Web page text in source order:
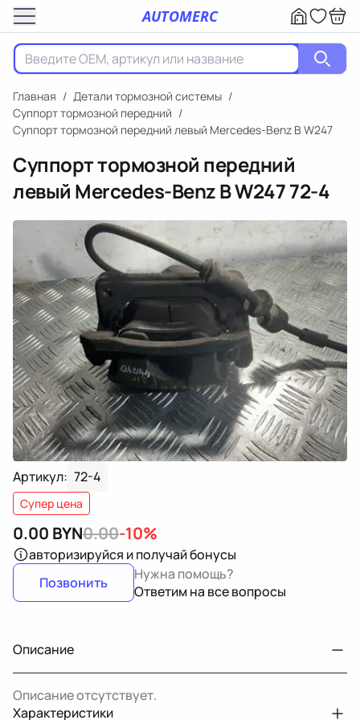
AUTOMERC
Главная / Детали тормозной системы /
Суппорт тормозной передний /
Суппорт тормозной передний левый Mercedes-Benz B W247
Суппорт тормозной передний
левый Mercedes-Benz B W24772-4
Артикул: 72-4
Супер цена
0.00 BYN0.00-10%
авторизируйся и получай бонусы
Позвонить
Нужна помощь?
Ответим на все вопросы
Описание
Описание отсутствует.
Характеристики